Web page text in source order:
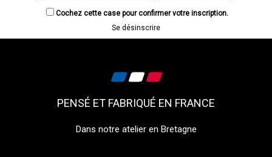
Cochez cette case pour confirmer votre inscription.
Se désinscrire
PENSÉ ET FABRIQUÉ EN FRANCE
Dans notre atelier en Bretagne